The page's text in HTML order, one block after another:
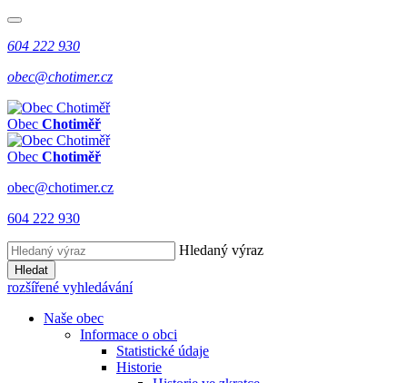
604 222 930
obec@chotimer.cz
Obec Chotiměř
Obec Chotiměř
obec@chotimer.cz
604 222 930
Hledaný výraz
Hledat
rozšířené vyhledávání
Naše obec
Informace o obci
Statistické údaje
Historie